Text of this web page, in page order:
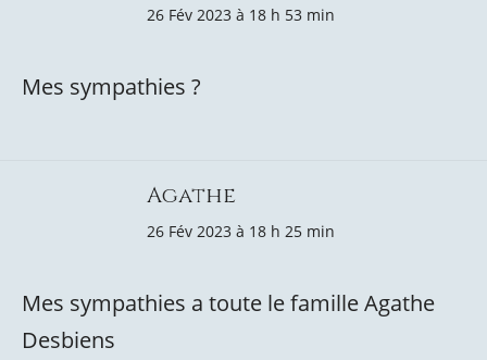
26 Fév 2023 à 18 h 53 min
Mes sympathies ?
Agathe
26 Fév 2023 à 18 h 25 min
Mes sympathies a toute le famille Agathe
Desbiens